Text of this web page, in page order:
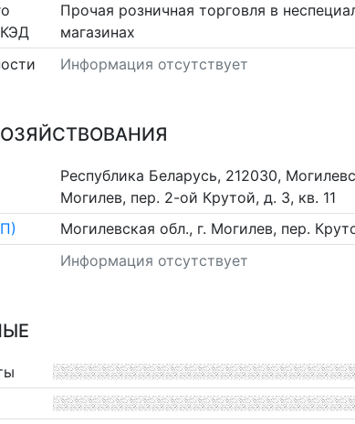
Прочая розничная торговля в
магазинах
Информация отсутствует
Республика Беларусь, 212030,
Могилев, пер. 2-ой Крутой, д. 3, кв. 11
Могилевская обл., г. Могилев, пер.
Информация отсутствует